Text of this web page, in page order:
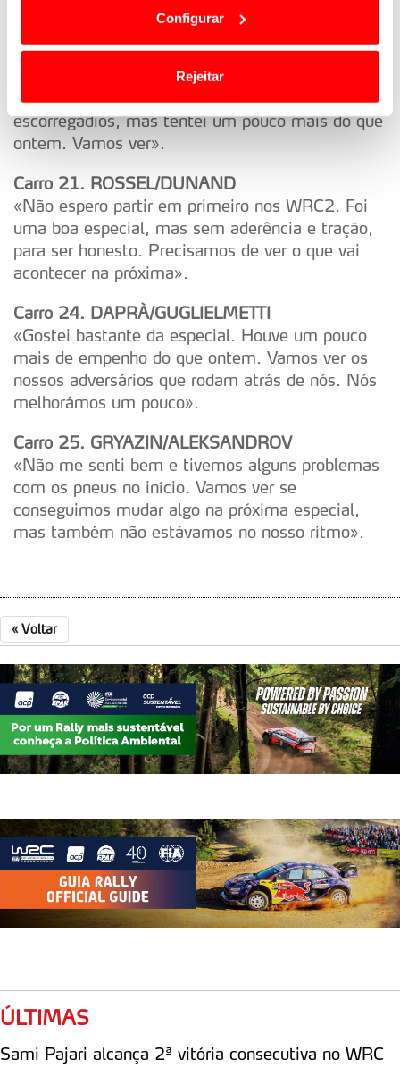
termos e a todo o tempo as suas preferências e limitando
o acesso a informações durante a navegação no
personalizar conteúdos e anúncios, para lhe proporcionar
funcionalidades de redes sociais, bem como para
analisar dados de navegação no nosso website.
Adicionalmente partilhamos informação, relativa à sua
utilização do nosso site de publicidade e de análise, com
parceiros e organizações na UE e em países terceiros.
O ACP garantirá que as transferências internacionais de
dados pessoais serão realizadas apenas com o seu
consentimento e quando tal se afigure estritamente
necessário no contexto dos serviços a prestar.
Realçamos que o bloqueio de certo tipo de Cookies e
experiência de navegação no Website e nos serviços
disponibilizados.
Consulte a política de cookies do site.
Configurar
Rejeitar
precisamos de dar toda a confiança aos
Carro 20. KORHONEN/VIINIKKA
«Havia troços bastante complicados e
escorregadios, mas tentei um pouco mais do que
ontem. Vamos ver».
Carro 21. ROSSEL/DUNAND
«Não espero partir em primeiro nos WRC2. Foi
uma boa especial, mas sem aderência e tração,
para ser honesto. Precisamos de ver o que vai
acontecer na próxima».
Carro 24. DAPRÀ/GUGLIELMETTI
«Gostei bastante da especial. Houve um pouco
mais de empenho do que ontem. Vamos ver os
nossos adversários que rodam atrás de nós. Nós
melhorámos um pouco».
Carro 25. GRYAZIN/ALEKSANDROV
«Não me senti bem e tivemos alguns problemas
com os pneus no início. Vamos ver se
conseguimos mudar algo na próxima especial,
mas também não estávamos no nosso ritmo».
« Voltar
ÚLTIMAS
Sami Pajari alcança 2ª vitória consecutiva no WRC